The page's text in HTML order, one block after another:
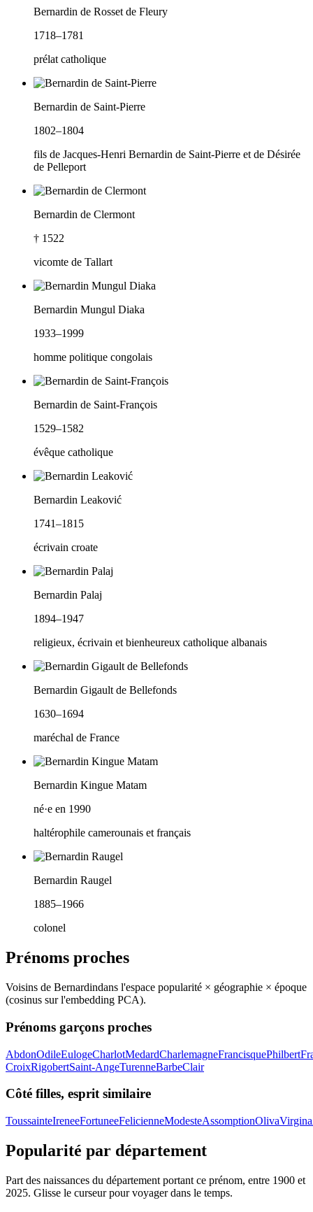
Bernardin de Rosset de Fleury
1718–1781
prélat catholique
Bernardin de Saint-Pierre
1802–1804
fils de Jacques-Henri Bernardin de Saint-Pierre et de Désirée
de Pelleport
Bernardin de Clermont
† 1522
vicomte de Tallart
Bernardin Mungul Diaka
1933–1999
homme politique congolais
Bernardin de Saint-François
1529–1582
évêque catholique
Bernardin Leaković
1741–1815
écrivain croate
Bernardin Palaj
1894–1947
religieux, écrivain et bienheureux catholique albanais
Bernardin Gigault de Bellefonds
1630–1694
maréchal de France
Bernardin Kingue Matam
né·e en 1990
haltérophile camerounais et français
Bernardin Raugel
1885–1966
colonel
Prénoms proches
Voisins de Bernardindans l'espace popularité × géographie × époque
(cosinus sur l'embedding PCA).
Prénoms garçons proches
AbdonOdileEulogeCharlotMedardCharlemagneFrancisquePhilbert
CroixRigobertSaint-AngeTurenneBarbeClair
Côté filles, esprit similaire
ToussainteIreneeFortuneeFelicienneModesteAssomptionOlivaVirgina
Popularité par département
Part des naissances du département portant ce prénom, entre 1900 et
2025. Glisse le curseur pour voyager dans le temps.